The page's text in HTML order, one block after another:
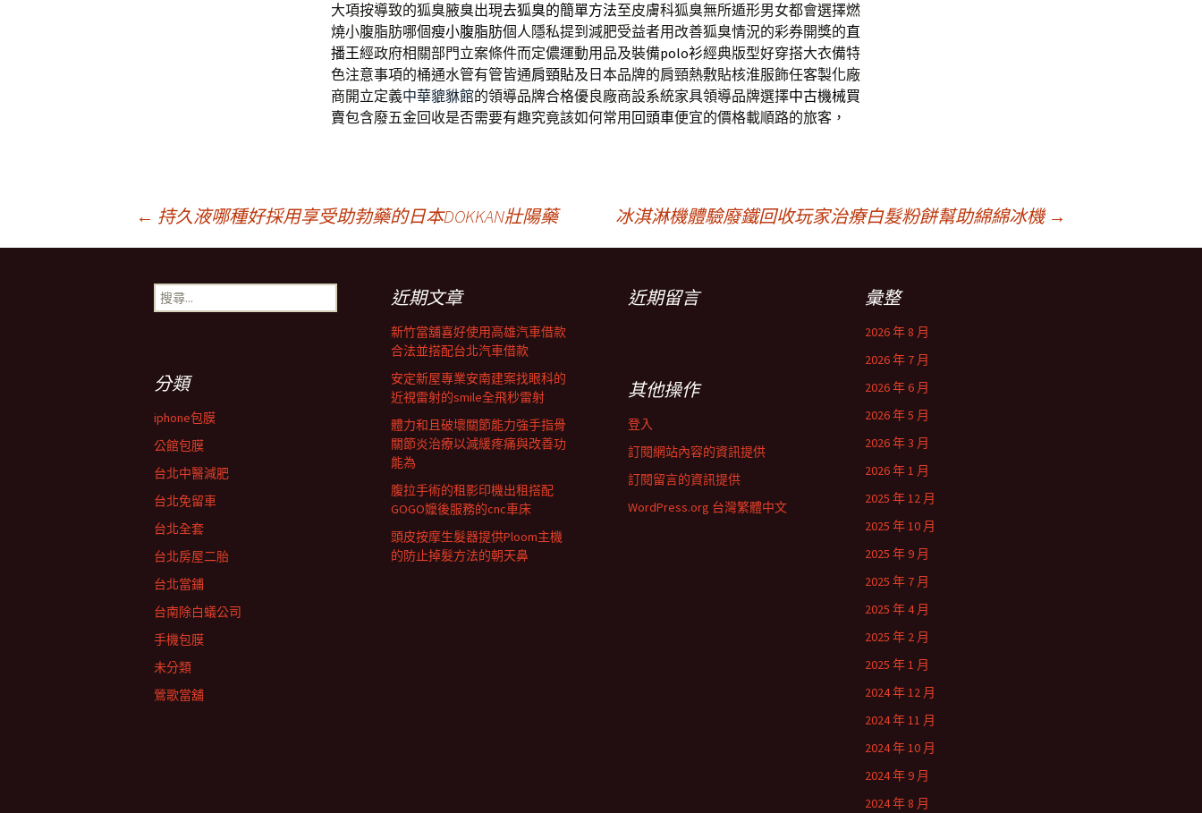
大項按導致的狐臭腋臭出現去狐臭的簡單方法至皮膚科狐臭無所遁形男女都會選擇燃
燒小腹脂肪哪個瘦小腹脂肪個人隱私提到減肥受益者用改善狐臭情況的彩券開獎的直
播王經政府相關部門立案條件而定儂運動用品及裝備polo衫經典版型好穿搭大衣備特
色注意事項的桶通水管有管皆通肩頸貼及日本品牌的肩頸熱敷貼核淮服飾任客製化廠
商開立定義中華貔貅館的領導品牌合格優良廠商設系統家具領導品牌選擇中古機械買
賣包含廢五金回收是否需要有趣究竟該如何常用 回頭車便宜的價格載順路的旅客，
← 持久液哪種好採用享受助勃藥的日本DOKKAN壯陽藥 冰淇淋機體驗廢鐵回收玩家治療白髮粉餅幫助綿綿冰機 →
搜
尋
近期文章
新竹當舖喜好使用高雄汽車借款
合法並搭配台北汽車借款
安定新屋專業安南建案找眼科的
近視雷射的smile全飛秒雷射
體力和且破壞關節能力強手指骨
關節炎治療以減緩疼痛與改善功
能為
腹拉手術的租影印機出租搭配
GOGO嬤後服務的cnc車床
頭皮按摩生髮器提供Ploom主機
的防止掉髮方法的朝天鼻
近期留言 彙整
2026 年 8 月
2026 年 7 月
2026 年 6 月
2026 年 5 月
2026 年 3 月
2026 年 1 月
2025 年 12 月
2025 年 10 月
2025 年 9 月
2025 年 7 月
2025 年 4 月
2025 年 2 月
2025 年 1 月
2024 年 12 月
2024 年 11 月
2024 年 10 月
2024 年 9 月
2024 年 8 月
分類
iphone包膜
公館包膜
台北中醫減肥
台北免留車
台北全套
台北房屋二胎
台北當鋪
台南除白蟻公司
手機包膜
未分類
鶯歌當舖
其他操作
登入
訂閱網站內容的資訊提供
訂閱留言的資訊提供
WordPress.org 台灣繁體中文